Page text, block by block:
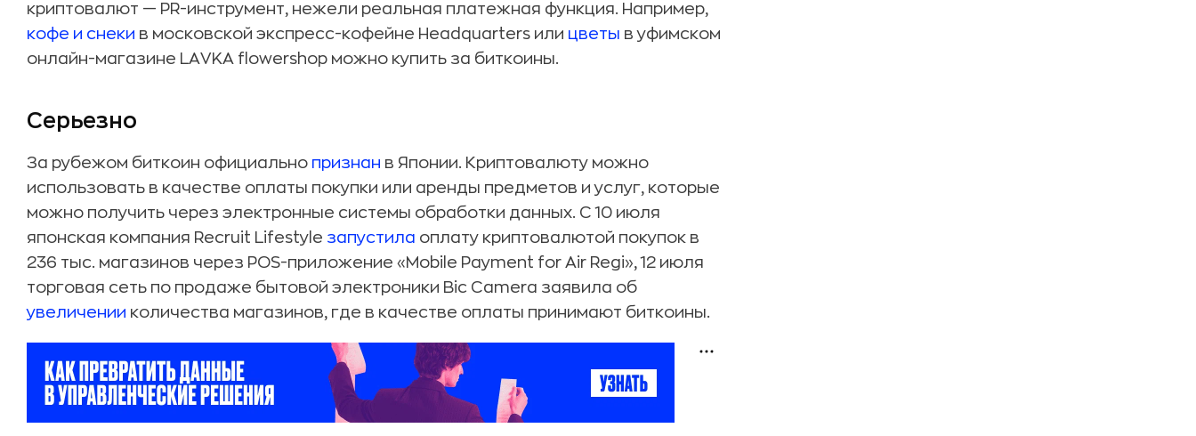
криптовалют — PR-инструмент, нежели реальная платежная функция. Например,
кофе и снеки в московской экспресс-кофейне Headquarters или цветы в уфимском
онлайн-магазине LAVKA flowershop можно купить за биткоины.
Серьезно
За рубежом биткоин официально признан в Японии. Криптовалюту можно
использовать в качестве оплаты покупки или аренды предметов и услуг, которые
можно получить через электронные системы обработки данных. С 10 июля
японская компания Recruit Lifestyle запустила оплату криптовалютой покупок в
236 тыс. магазинов через POS-приложение «Mobile Payment for Air Regi», 12 июля
торговая сеть по продаже бытовой электроники Bic Camera заявила об
увеличении количества магазинов, где в качестве оплаты принимают биткоины.